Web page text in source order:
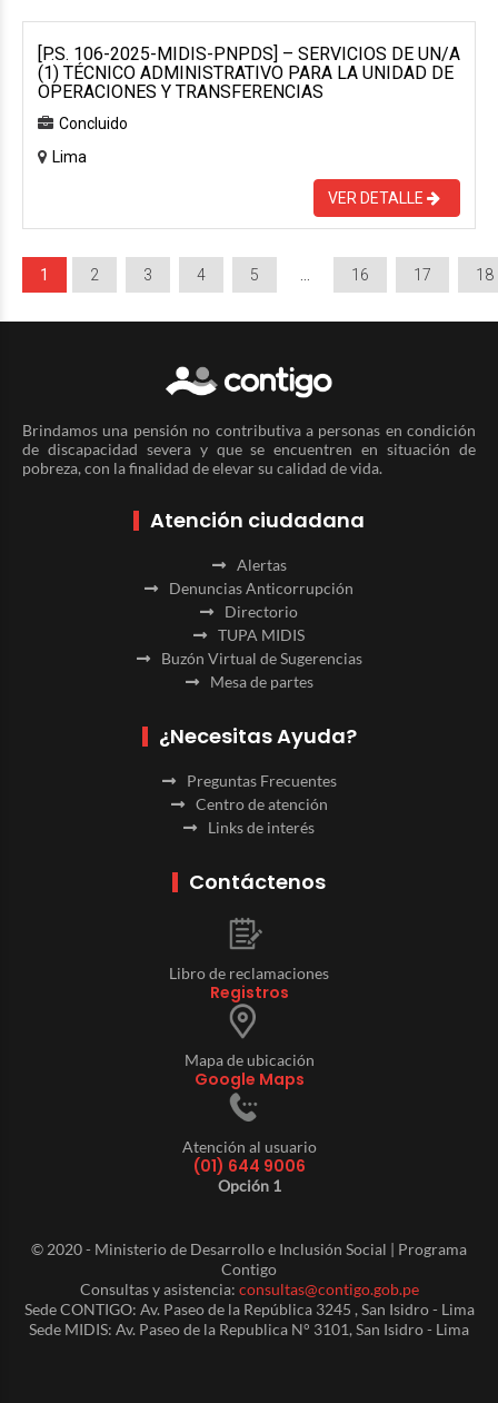
[P.S. 106-2025-MIDIS-PNPDS] – SERVICIOS DE UN/A
(1) TÉCNICO ADMINISTRATIVO PARA LA UNIDAD DE
OPERACIONES Y TRANSFERENCIAS
Concluido
Lima
VER DETALLE
1 2 3 4 5 16 17 18
Brindamos una pensión no contributiva a personas en condición
de discapacidad severa y que se encuentren en situación de
pobreza, con la finalidad de elevar su calidad de vida.
Atención ciudadana
Alertas
Denuncias Anticorrupción
Directorio
TUPA MIDIS
Buzón Virtual de Sugerencias
Mesa de partes
¿Necesitas Ayuda?
Preguntas Frecuentes
Centro de atención
Links de interés
Contáctenos
Libro de reclamaciones
Registros
Mapa de ubicación
Google Maps
Atención al usuario
(01) 644 9006
Opción 1
© 2020 - Ministerio de Desarrollo e Inclusión Social | Programa
Contigo
Consultas y asistencia: consultas@contigo.gob.pe
Sede CONTIGO: Av. Paseo de la República 3245 , San Isidro - Lima
Sede MIDIS: Av. Paseo de la Republica N° 3101, San Isidro - Lima